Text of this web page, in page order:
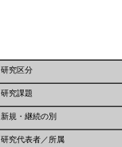
研究区分
研究課題
新規・継続の別
研究代表者／所属